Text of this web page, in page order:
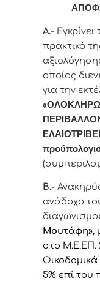
Α.- Εγκρίνει
πρακτικό
οποίος
για την
«
Β.-
ανάδοχο
Μουτάφη»,
στο Μ.Ε.ΕΠ.
Οικοδομικά
5% επί του